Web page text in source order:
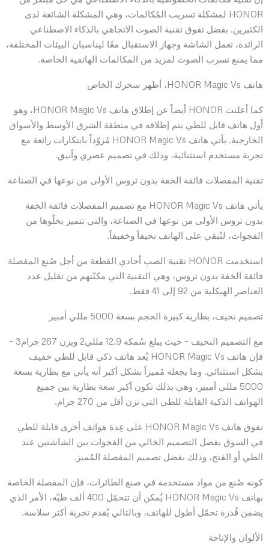
HONOR لمشكلة تسريب المُكالمات، وهي المشكلة الشائعة لدى
الكثيرين. بفضل تفوق تقنية الصوت الاتجاهي بالذكاء الاصطناعي
الرائدة، تعمل الشاشة وجهاز الاستقبال معًا ليناسبان البيئات المختلفة،
مما يمنع تسرب الصوت لمزيد من المكالمات الهاتفية الخاصة.
هاتف HONOR Magic Vs، أظهر سحرك الخاص
كما أعلنت HONOR أيضاً عن إطلاق هاتف HONOR Magic Vs، وهو
أول هاتف قابل للطي يتم إطلاقه في منطقة الشرق الأوسط والأسواق
الخارجية. يأتي هاتف HONOR Magic Vs مُزوّداً بابتكارات رائعة مع
تجربة مستخدم استثنائية، وذلك في تصميم عصري وأنيق.
تقنية المفصلات فائقة الخفة بدون تروس الأولى من نوعها في الصناعة
يأتي هاتف HONOR Magic Vs مع تصميم المفصلات فائقة الخفة
بدون تروس الأولى من نوعها في الصناعة، والتي تتميز بخلّوها من
الفجوات، لتُبقي على الهاتف نحيفاً وخفيفاً.
استخدمت HONOR تقنية الصب أحادي القطعة من أجل صُنع المفصلة
فائقة الخفة بدون تروس، وهي التقنية التي مكنّتهم من تقليل عدد
العناصر الهيكلية من 92 إلى 41 فقط.
تصميم نحيف، بطارية كبيرة الحجم بسعة 5000 مللي أمبير
مع التصميم النحيف – حيث يبلغ سُمكه 12.9 مللي2 ويزن 267 جرام3 –
فإن هاتف HONOR Magic Vs يُعد هاتف ذكي قابل للطي خفيف
بشكل استثنائي. وما يجعله مُميزاً بشكل أكبر أنه يأتي مع بطارية بسعة
5000 مللي أمبير، وهي بذلك تكون أكبر سعة بطارية بين جميع
الهواتف الذكية القابلة للطي التي تزن أقل من 270 جرام.
تفوق هاتف HONOR Magic Vs على عِدة هواتف أخرى قابلة للطي
في السوق بفضل التصميم الخالي من الفجوات بين الشاشتين عند
الطي أو الفتح، وذلك بفضل تصميم المفصلة المُميز.
كونه صُنع من مواد مستخدمة في صنع الطائرات، فإن المفصلة الخاصة
بهاتف HONOR Magic Vs يُمكن أن تتحمّل 400 ألف طيّه، الأمر الذي
يضمن قُدرة تحمّل أطول للهاتف، وبالتالي يُقدم تجربة أكثر سلاسة.
الألوان والإتاحة